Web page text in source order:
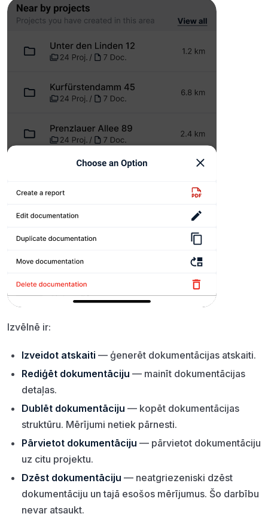
Izvēlnē ir:
Izveidot atskaiti — ģenerēt dokumentācijas atskaiti.
Rediģēt dokumentāciju — mainīt dokumentācijas
detaļas.
Dublēt dokumentāciju — kopēt dokumentācijas
struktūru. Mērījumi netiek pārnesti.
Pārvietot dokumentāciju — pārvietot dokumentāciju
uz citu projektu.
Dzēst dokumentāciju — neatgriezeniski dzēst
dokumentāciju un tajā esošos mērījumus. Šo darbību
nevar atsaukt.